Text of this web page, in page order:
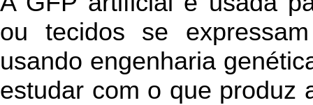
ou tecidos se
usando engenharia
estudar com o que produz